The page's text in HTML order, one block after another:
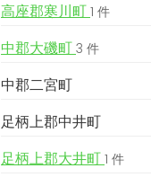
高座郡寒川町 1 件
中郡大磯町 3 件
中郡二宮町
足柄上郡中井町
足柄上郡大井町 1 件